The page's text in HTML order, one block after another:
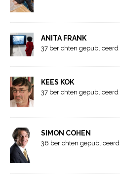
ANITA FRANK
37 berichten gepubliceerd
KEES KOK
37 berichten gepubliceerd
SIMON COHEN
36 berichten gepubliceerd